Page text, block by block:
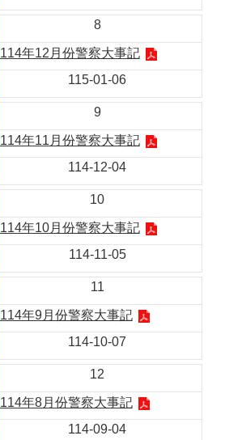
8
114年12月份警察大事記
115-01-06
9
114年11月份警察大事記
114-12-04
10
114年10月份警察大事記
114-11-05
11
114年9月份警察大事記
114-10-07
12
114年8月份警察大事記
114-09-04